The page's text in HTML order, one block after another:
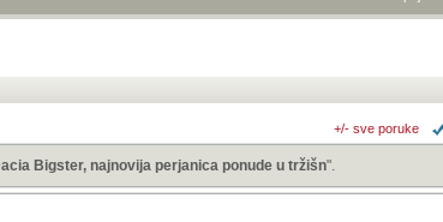
+/- sve poruke
Bigster, najnovija perjanica ponude u tržišn".